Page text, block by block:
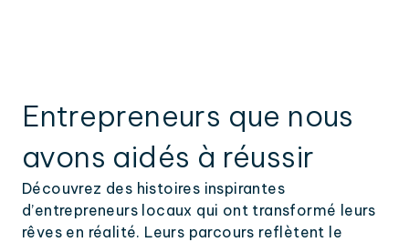
Entrepreneurs que nous
avons aidés à réussir
Découvrez des histoires inspirantes
d’entrepreneurs locaux qui ont transformé leurs
rêves en réalité. Leurs parcours reflètent le